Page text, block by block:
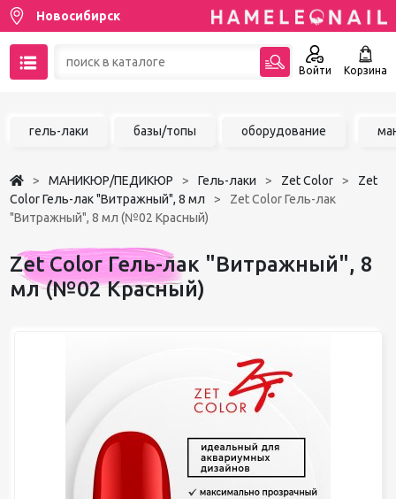
Новосибирск
Войти Корзина
Чат в MAX
Избранное
гель-лаки базы/топы оборудование
МАНИКЮР/ПЕДИКЮР Гель-лаки Zet Color
Zet
Color Гель-лак "Витражный", 8 мл
Zet Color Гель-лак
"Витражный", 8 мл (№02 Красный)
Zet Color Гель-лак "Витражный", 8
мл (№02 Красный)